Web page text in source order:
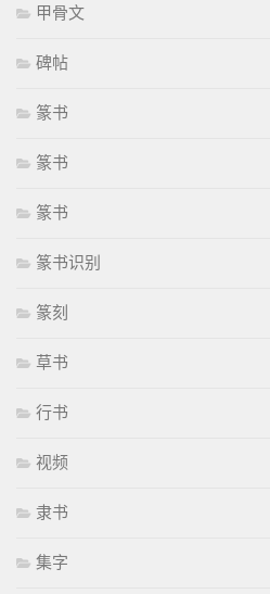
甲骨文
碑帖
篆书
篆书
篆书
篆书识别
篆刻
草书
行书
视频
隶书
集字